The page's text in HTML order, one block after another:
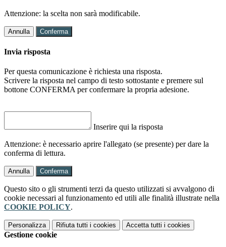
Attenzione: la scelta non sarà modificabile.
Annulla Conferma
Invia risposta
Per questa comunicazione è richiesta una risposta.
Scrivere la risposta nel campo di testo sottostante e premere sul
bottone CONFERMA per confermare la propria adesione.
Inserire qui la risposta
Attenzione: è necessario aprire l'allegato (se presente) per dare la
conferma di lettura.
Annulla Conferma
Questo sito o gli strumenti terzi da questo utilizzati si avvalgono di
cookie necessari al funzionamento ed utili alle finalità illustrate nella
COOKIE POLICY.
Personalizza Rifiuta tutti i cookies Accetta tutti i cookies
Gestione cookie